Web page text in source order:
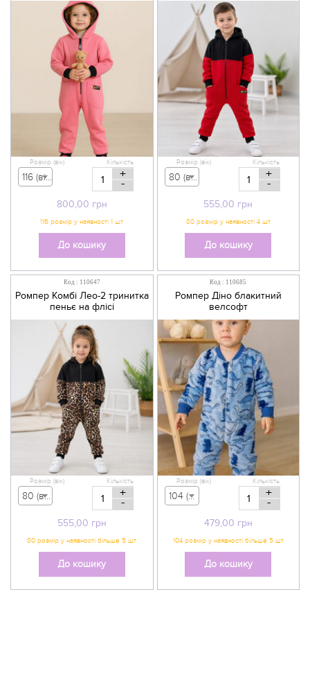
800,00 грн
Розмір (вік)
116 (вік 5-6 р) - 800,00 грн
Кількість
+
-
До кошику
555,00 грн
Розмір (вік)
80 (вік 9-12 міс) - 555,00 грн
Кількість
+
-
До кошику
Код : 110647
Ромпер Комбі Лео-2 тринитка
пеньє на флісі
555,00 грн
Розмір (вік)
80 (вік 9-12 міс) - 555,00 грн
Кількість
+
-
До кошику
Код : 110685
Ромпер Діно блакитний
велсофт
479,00 грн
Розмір (вік)
104 (вік 3-4 р) - 479,00 грн
Кількість
+
-
До кошику